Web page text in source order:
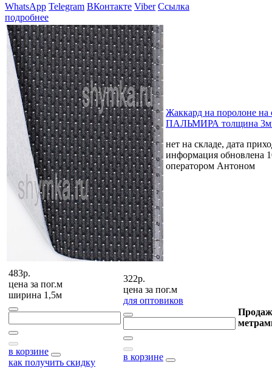
WhatsApp Telegram ВКонтакте Viber Ссылка
подробнее
Жаккард на поролоне на
ПАЛЬМИРА толщина
нет на складе, дата
информация обновлена
оператором Антоном
483р.
цена за пог.м
ширина 1,5м
в корзине
как получить скидку
322р.
цена за пог.м
для оптовиков
в корзине